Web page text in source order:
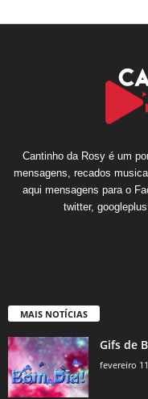
Cantinho da Rosy é um
mensagens, recados
aqui mensagens para o
twitter,
MAIS NOTÍCIAS
Gifs de
fevereiro